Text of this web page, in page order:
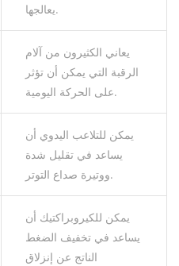
يعالجها.
يعاني الكثيرون من آلام
الرقبة التي يمكن أن تؤثر
على الحركة اليومية.
يمكن للتلاعب اليدوي أن
يساعد في تقليل شدة
ووتيرة صداع التوتر.
يمكن للكيروبراكتيك أن
يساعد في تخفيف الضغط
الناتج عن إنزلاق